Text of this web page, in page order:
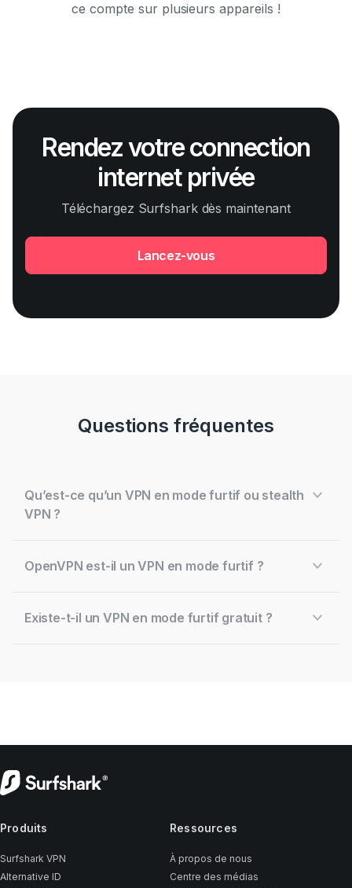
ce compte sur plusieurs appareils !
Rendez votre connection
internet privée
Téléchargez Surfshark dès maintenant
Lancez-vous
Questions fréquentes
Qu’est-ce qu’un VPN en mode furtif ou stealth
VPN ?
OpenVPN est-il un VPN en mode furtif ?
Existe-t-il un VPN en mode furtif gratuit ?
Produits
Surfshark VPN
Alternative ID
Ressources
À propos de nous
Centre des médias